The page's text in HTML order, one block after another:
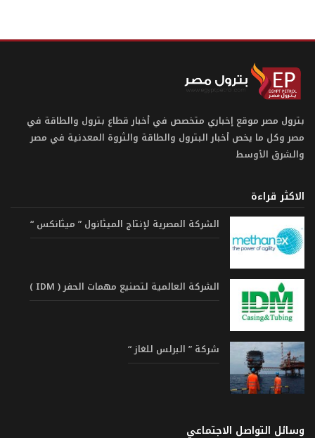
بترول مصر موقع إخباري متخصص في أخبار قطاع بترول والطاقة في
مصر وكل ما يخص أخبار البترول والطاقة والثروة المعدنية في مصر
والشرق الأوسط
الاكثر قراءة
الشركة المصرية لإنتاج الميثانول ” ميثانكس “
الشركة العالمية لتصنيع مهمات الحفر ( IDM )
شركة ” البرلس للغاز “
وسائل التواصل الاجتماعي